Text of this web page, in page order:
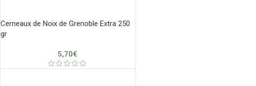
Cerneaux de Noix de Grenoble Extra 250
gr
5,70€